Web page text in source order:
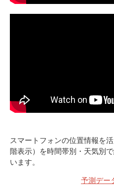
スマートフォンの位置情報を
階表示）を時間帯別・天気別
います。
予測デー